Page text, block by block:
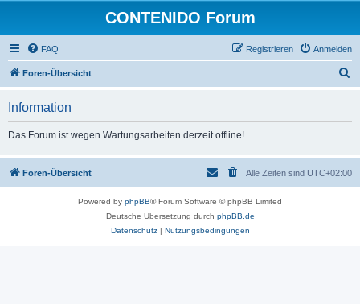
CONTENIDO Forum
FAQ Anmelden
Registrieren
Foren-Übersicht
Information
Das Forum ist wegen Wartungsarbeiten derzeit offline!
Foren-Übersicht Alle Zeiten sind UTC+02:00
Powered by phpBB® Forum Software © phpBB Limited
Deutsche Übersetzung durch phpBB.de
Datenschutz| Nutzungsbedingungen